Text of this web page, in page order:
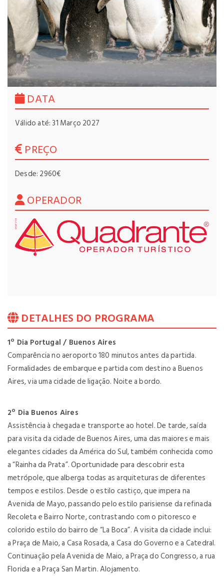
DATA
Válido até: 31 Março 2027
PREÇO
Desde: 2960€
OPERADOR
DETALHES DO PROGRAMA
1º Dia Portugal / Buenos Aires
Comparência no aeroporto 180 minutos antes da partida.
Formalidades de embarque e partida com destino a Buenos
Aires, via uma cidade de ligação. Noite a bordo.
2º Dia Buenos Aires
Assistência à chegada e transporte ao hotel. De tarde, saída
para visita da cidade de Buenos Aires, uma das maiores e mais
elegantes cidades da América do Sul, também conhecida como
a “Rainha da Prata”. Oportunidade para descobrir esta
metrópole, que alberga todas as arquiteturas de diferentes
tempos e estilos. Desde o estilo castiço, que impera na
Avenida de Mayo, passando pelo estilo parisiense da refinada
Recoleta e Bairro Norte, contrastando com o pitoresco e
colorido estilo do bairro de “La Boca”. A visita da cidade inclui:
a Praça de Maio, a Casa Rosada, a Casa do Governo e a Catedral.
Continuação pela Avenida de Maio, a Praça do Congresso, a rua
Florida e a Praça San Martin. Alojamento.